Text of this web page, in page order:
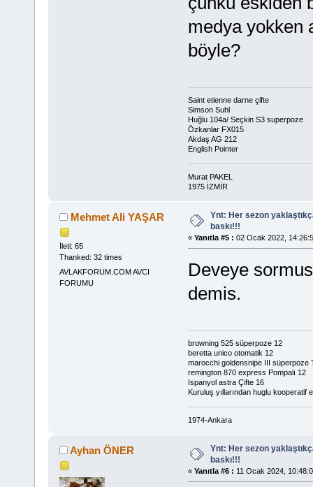
medya yokken
böyle?
Saint etienne darne çifte
Simson Suhl
Huğlu 104a/ Seçkin S3 superpoze
Özkanlar FX015
Akdaş AG 212
English Pointer
Murat PAKEL
1975 İZMİR
Mehmet Ali YAŞAR
İleti: 65
Thanked: 32 times
AVLAKFORUM.COM AVCI
FORUMU
Ynt: Her sezon
baskı!!!
« Yanıtla #5 : 02 Ocak 2022,
Deveye
demis.
browning 525 süperpoze 12
beretta unico otomatik 12
marocchi goldensnipe III süperpoze
remington 870 express Pompalı 12
Ispanyol astra Çifte 16
Kuruluş yıllarından huglu kooperatif
1974-Ankara
Ayhan ÖNER
Ynt: Her sezon
baskı!!!
« Yanıtla #6 : 11 Ocak 2024,